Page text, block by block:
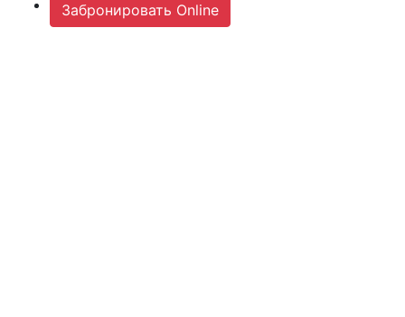
Забронировать Online